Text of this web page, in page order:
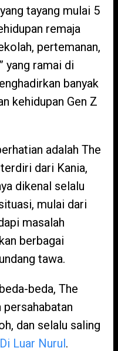
tayang mulai 5
remaja
pertemanan,
yang ramai di
banyak
kehidupan Gen Z
adalah The
dari Kania,
dikenal selalu
mulai dari
masalah
berbagai
tawa.
beda, The
dan selalu saling
Luar Nurul.